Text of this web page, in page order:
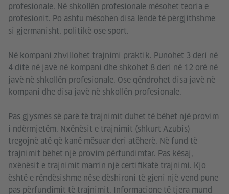
profesionale. Në shkollën profesionale mësohet teoria e
profesionit. Po ashtu mësohen disa lëndë të përgjithshme
si gjermanisht, politikë ose sport.
Në kompani zhvillohet trajnimi praktik. Punohet 3 deri në
4 ditë në javë në kompani dhe shkohet 8 deri në 12 orë në
javë në shkollën profesionale. Ose qëndrohet disa javë në
kompani dhe disa javë në shkollën profesionale.
Pas gjysmës së parë të trajnimit duhet të bëhet një provim
i ndërmjetëm. Nxënësit e trajnimit (shkurt Azubis)
tregojnë atë që kanë mësuar deri atëherë. Në fund të
trajnimit bëhet një provim përfundimtar. Pas kësaj,
nxënësit e trajnimit marrin një certifikatë trajnimi. Kjo
është e rëndësishme nëse dëshironi të gjeni një vend pune
pas përfundimit të trajnimit. Informacione të tjera mund